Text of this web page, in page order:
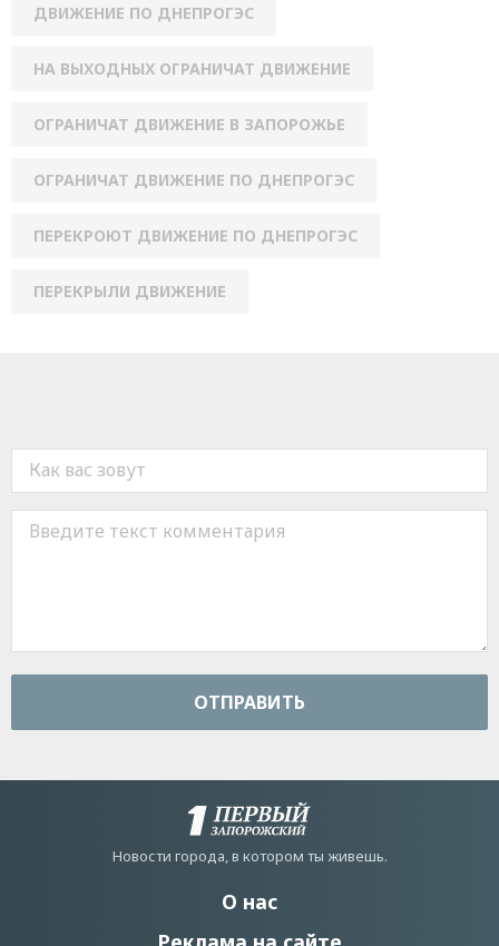
ДВИЖЕНИЕ ПО ДНЕПРОГЭС
НА ВЫХОДНЫХ ОГРАНИЧАТ ДВИЖЕНИЕ
ОГРАНИЧАТ ДВИЖЕНИЕ В ЗАПОРОЖЬЕ
ОГРАНИЧАТ ДВИЖЕНИЕ ПО ДНЕПРОГЭС
ПЕРЕКРОЮТ ДВИЖЕНИЕ ПО ДНЕПРОГЭС
ПЕРЕКРЫЛИ ДВИЖЕНИЕ
ОТПРАВИТЬ
Новости города, в котором ты живешь.
О нас